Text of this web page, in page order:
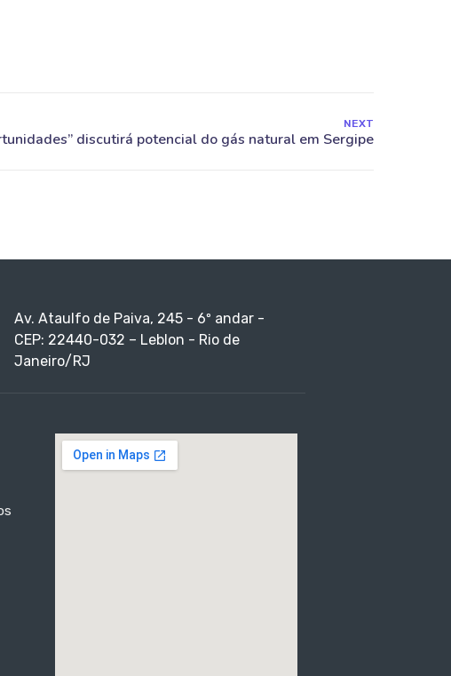
NEXT
Av. Ataulfo de Paiva, 245 - 6º andar -
CEP: 22440-032 – Leblon - Rio de
Janeiro/RJ